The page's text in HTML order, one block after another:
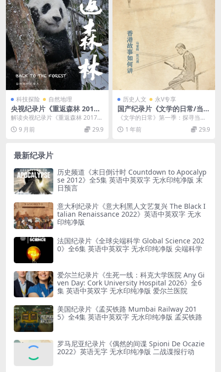
科技探险 自然地理
央视纪录片《重返森林 201
7》国语中字 720P/MP4/796
MB 大熊猫重返森林纪录片
解读央视纪录片《重返森林 2017》
大熊猫作为动物园里的明星物种，
一直备受人们...
9 月前 29.9
历史人文 永V专享
国产纪录片《文学的日常/当代
作家精神风貌 2020》第一季
全5集 国语中字 4K超清/2160
P/MP4/12.7G
《文学的日常》第一季：探寻当代
作家的精神世界 《文学的日常》第
一季是由优酷视频、...
1 年前 29.9
最新纪录片
历史频道《末日倒计时 Countdown to Apocalyp
se 2012》全5集 英语中英双字 无水印纯净版 末
日预言
意大利纪录片《意大利黑人文艺复兴 The Black I
talian Renaissance 2022》英语中英双字 无水
印纯净版
法国纪录片《全球尖端科学 Global Science 202
0》全6集 英语中英双字 无水印纯净版 尖端科学
爱尔兰纪录片《生死一线：科克大学医院 Any Gi
ven Day: Cork University Hospital 2026》全6
集 英语中英双字 无水印纯净版 爱尔兰医院
美国纪录片《孟买铁路 Mumbai Railway 201
5》全4集 英语中英双字 无水印纯净版 孟买铁路
罗马尼亚纪录片《偶然的间谍 Spioni De Ocazie
2022》英语无字 无水印纯净版 二战谍报行动